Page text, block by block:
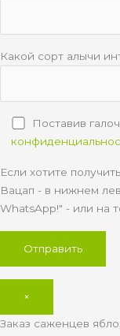
Какой сорт алычи
Поставив
Если хотите
Вацап - в нижнем
WhatsApp!" - или на
×
Заказ саженцев